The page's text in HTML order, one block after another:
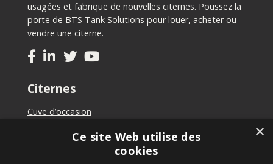
usagées et fabrique de nouvelles citernes. Poussez la
porte de BTS Tank Solutions pour louer, acheter ou
vendre une citerne.
Citernes
Cuve d’occasion
Location de cuve
×
Ce site Web utilise des
cookies